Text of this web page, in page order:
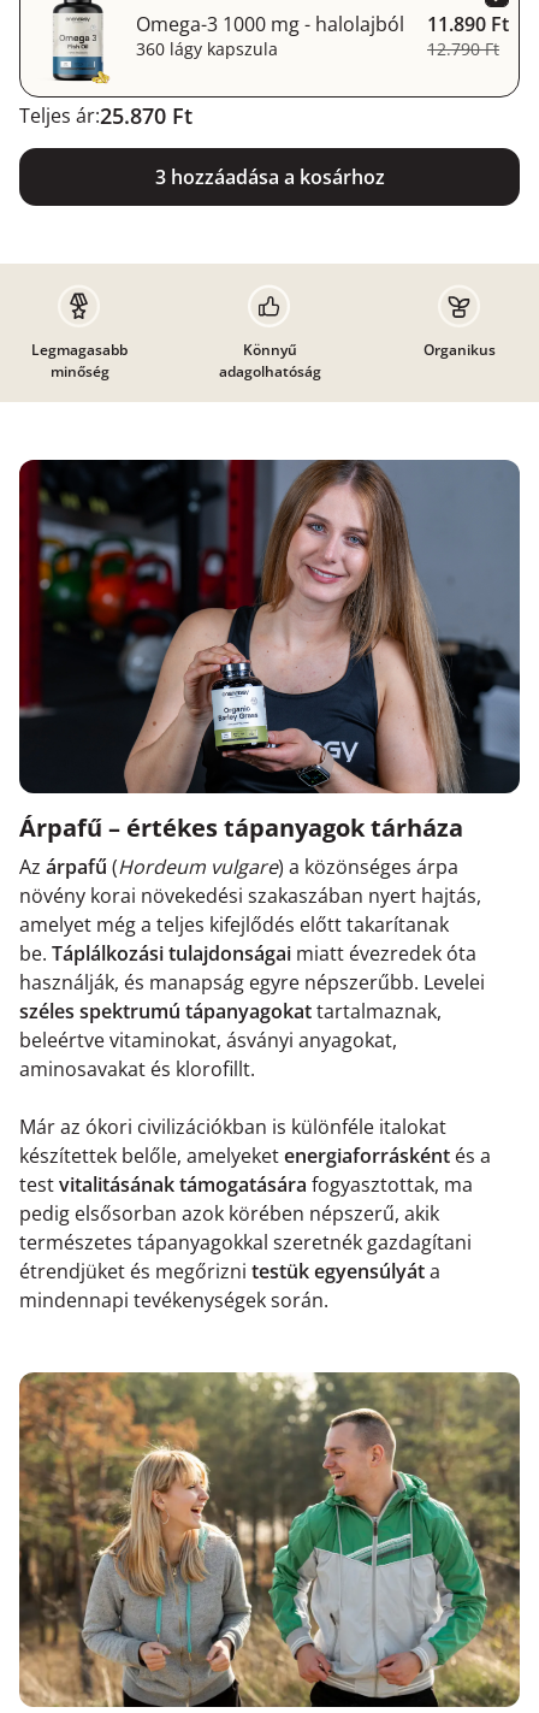
Omega-3 1000 mg - halolajból
360 lágy kapszula
11.890 Ft
12.790 Ft
3 hozzáadása a kosárhoz
Teljes ár:25.870 Ft
Legmagasabb
minőség
Könnyű
adagolhatóság
Organikus
Árpafű – értékes tápanyagok tárháza
Az árpafű(Hordeum vulgare) a közönséges árpa
növény korai növekedési szakaszában nyert hajtás,
amelyet még a teljes kifejlődés előtt takarítanak
be. Táplálkozási tulajdonságai miatt évezredek óta
használják, és manapság egyre népszerűbb. Levelei
széles spektrumú tápanyagokattartalmaznak,
beleértve vitaminokat, ásványi anyagokat,
aminosavakat és klorofillt.
Már az ókori civilizációkban is különféle italokat
készítettek belőle, amelyeketenergiaforrásként és a
testvitalitásának támogatására fogyasztottak, ma
pedig elsősorban azok körében népszerű, akik
természetes tápanyagokkal szeretnék gazdagítani
étrendjüket és megőrizni testük egyensúlyáta
mindennapi tevékenységek során.